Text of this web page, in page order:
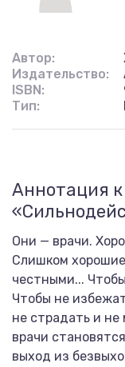
Автор:
Издательство:
ISBN:
Тип:
Аннотация к
Они — врачи.
Слишком
честными...
Чтобы не
не страдать и не
врачи
выход из